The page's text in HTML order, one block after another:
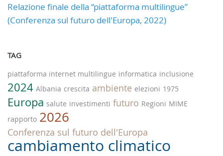
Relazione finale della “piattaforma multilingue”
(Conferenza sul futuro dell'Europa, 2022)
TAG
piattaforma internet multilingue informatica inclusione
2024 Albania crescita ambiente elezioni 1975
Europa salute investimenti futuro Regioni MIME
rapporto 2026
Conferenza sul futuro dell'Europa
cambiamento climatico